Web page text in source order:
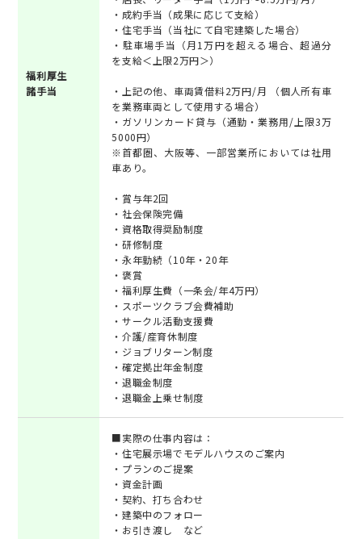
福利厚生
諸手当
・成約手当（成果に応じて支給）
・住宅手当（当社にて自宅建築した場合）
・駐車場手当（月1万円を超える場合、超過分
を支給＜上限2万円＞）
・上記の他、車両賃借料2万円/月 （個人所有車
を業務車両として使用する場合）
・ガソリンカード貸与（通勤・業務用/上限3万
5000円）
※首都圏、大阪等、一部営業所においては社用
車あり。
・賞与年2回
・社会保険完備
・資格取得奨励制度
・研修制度
・永年勤続（10年・20年
・褒賞
・福利厚生費（一条会/年4万円）
・スポーツクラブ会費補助
・サークル活動支援費
・介護/産育休制度
・ジョブリターン制度
・確定拠出年金制度
・退職金制度
・退職金上乗せ制度
■実際の仕事内容は：
・住宅展示場でモデルハウスのご案内
・プランのご提案
・資金計画
・契約、打ち合わせ
・建築中のフォロー
・お引き渡し など